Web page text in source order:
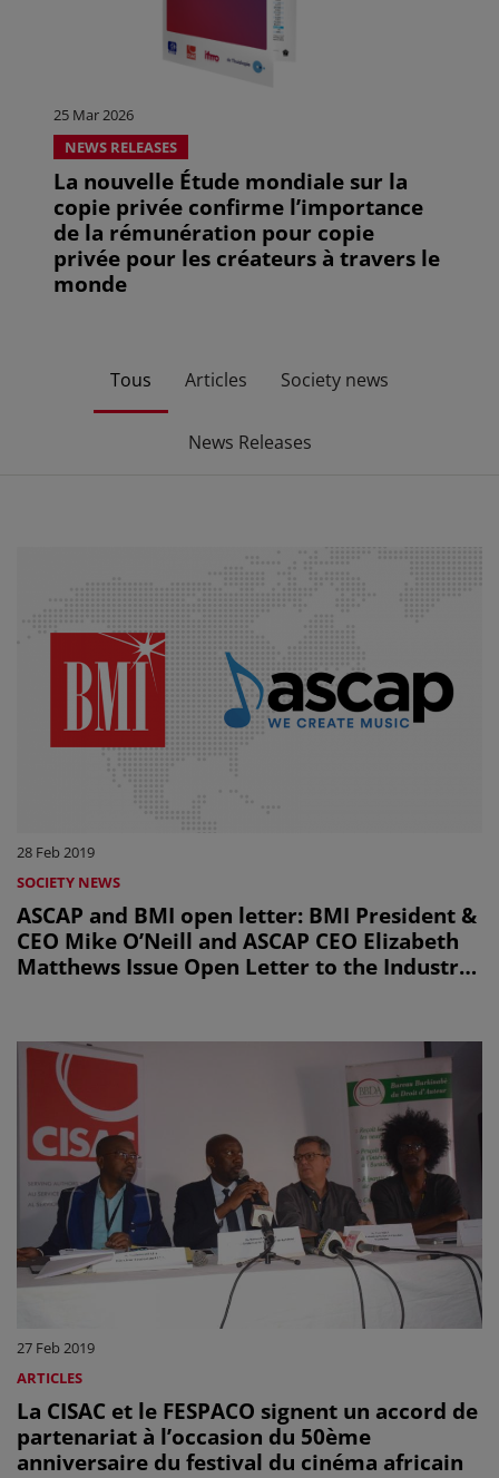
25 Mar 2026
NEWS RELEASES
La nouvelle Étude mondiale sur la
copie privée confirme l’importance
de la rémunération pour copie
privée pour les créateurs à travers le
monde
Tous Articles Society news
News Releases
28 Feb 2019
SOCIETY NEWS
ASCAP and BMI open letter: BMI President &
CEO Mike O’Neill and ASCAP CEO Elizabeth
Matthews Issue Open Letter to the Industry
27 Feb 2019
ARTICLES
La CISAC et le FESPACO signent un accord de
partenariat à l’occasion du 50ème
anniversaire du festival du cinéma africain